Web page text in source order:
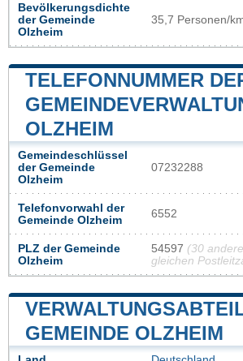
Bevölkerungsdichte
der Gemeinde
Olzheim
35,7 Personen/
TELEFONNUMMER
OLZHEIM
Gemeindeschlüssel
der Gemeinde
Olzheim
07232288
Telefonvorwahl der
Gemeinde Olzheim
6552
PLZ der Gemeinde
Olzheim
54597 (30
gleichen
GEMEINDE OLZHEIM